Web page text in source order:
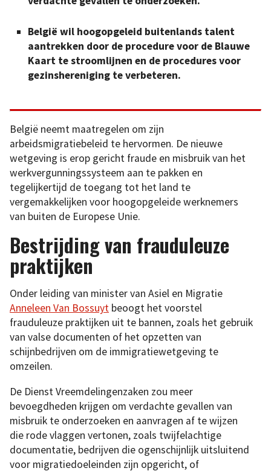
België wil hoogopgeleid buitenlands talent
aantrekken door de procedure voor de Blauwe
Kaart te stroomlijnen en de procedures voor
gezinshereniging te verbeteren.
België neemt maatregelen om zijn
arbeidsmigratiebeleid te hervormen. De nieuwe
wetgeving is erop gericht fraude en misbruik van het
werkvergunningssysteem aan te pakken en
tegelijkertijd de toegang tot het land te
vergemakkelijken voor hoogopgeleide werknemers
van buiten de Europese Unie.
Bestrijding van frauduleuze
praktijken
Onder leiding van minister van Asiel en Migratie
Anneleen Van Bossuyt beoogt het voorstel
frauduleuze praktijken uit te bannen, zoals het gebruik
van valse documenten of het opzetten van
schijnbedrijven om de immigratiewetgeving te
omzeilen.
De Dienst Vreemdelingenzaken zou meer
bevoegdheden krijgen om verdachte gevallen van
misbruik te onderzoeken en aanvragen af te wijzen
die rode vlaggen vertonen, zoals twijfelachtige
documentatie, bedrijven die ogenschijnlijk uitsluitend
voor migratiedoeleinden zijn opgericht, of